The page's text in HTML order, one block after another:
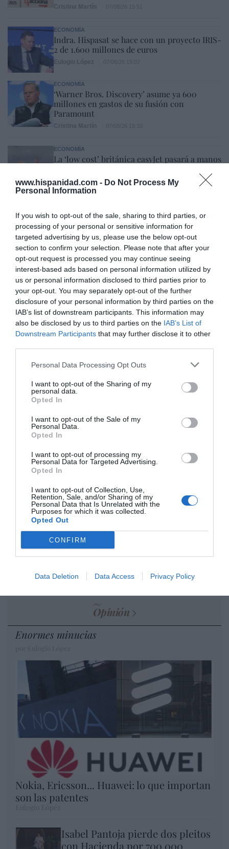
www.hispanidad.com - Do Not Process My
Personal Information
If you wish to opt-out of the sale, sharing to third parties, or
processing of your personal or sensitive information for
targeted advertising by us, please use the below opt-out
section to confirm your selection. Please note that after your
opt-out request is processed you may continue seeing
interest-based ads based on personal information utilized by
us or personal information disclosed to third parties prior to
your opt-out. You may separately opt-out of the further
disclosure of your personal information by third parties on the
IAB’s list of downstream participants. This information may
also be disclosed by us to third parties on the IAB’s List of
Downstream Participants that may further disclose it to other
Personal Data Processing Opt Outs
I want to opt-out of the Sharing of my
personal data.
Opted In
I want to opt-out of the Sale of my
Personal Data.
Opted In
I want to opt-out of processing my
Personal Data for Targeted Advertising.
Opted In
I want to opt-out of Collection, Use,
Retention, Sale, and/or Sharing of my
Personal Data that Is Unrelated with the
Purposes for which it was collected.
Opted Out
CONFIRM
Data Deletion Data Access Privacy Policy
ECONOMÍA
Indra. Hispasat se hace con un proyecto IRIS-
2 de 1.600 millones de euros
ECONOMÍA
‘Warner Bros. Discovery’ asume ya 600
millones en gastos de su fusión con
Paramount
ECONOMÍA
La ‘low cost’ británica easyJet pasará a manos
podrá hacerse con el control total
Cristina Martín
Venezuela. Comienza el diálogo entre
chavismo y un sector de la oposición, pero
los venezolanos quieren a Corina
José Ángel Gutiérrez 07/08/26 11:46
ECONOMÍA
El ‘gran’ logro del ministro Puente: los
usuarios de tren de alta velocidad caen un
15,5% hasta junio
Cristina Martín 07/08/26 12:37
SOCIEDAD
Ataque cristianófobo en la muy ‘woke’ ciudad
de Nueva York: destrozan una imagen de la
Redacción 07/08/26 11:46
historia, de poner la verdadera, de
desmontar la falsificación, es un trabajo
por Hispanidad
DIARIO DE LA CORRUPCIÓN SANCHISTA
Diario de la corrupción sanchista. Hazte
Oír se manifiesta delante de La Mareta:
“Pedro Sánchez es un criminal”
por Redacción
Opinión
Enormes minucias
Nokia, Ericsson... Huawei: lo que importan
son las patentes
Isabel Pantoja pierde dos pleitos
con Hacienda por 700.000